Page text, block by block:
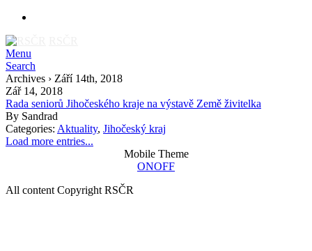
Menu
Search
Archives › Září 14th, 2018
Zář 14, 2018
Rada seniorů Jihočeského kraje na výstavě Země živitelka
By Sandrad
Categories: Aktuality, Jihočeský kraj
Load more entries...
Mobile Theme
ONOFF
All content Copyright RSČR